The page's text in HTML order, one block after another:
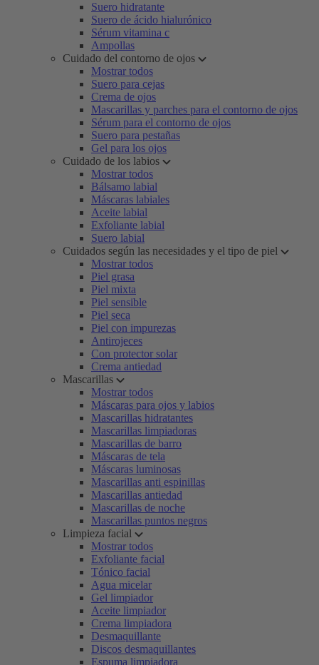
Suero hidratante
Suero de ácido hialurónico
Sérum vitamina c
Ampollas
Cuidado del contorno de ojos
Mostrar todos
Suero para cejas
Crema de ojos
Mascarillas y parches para el contorno de ojos
Sérum para el contorno de ojos
Suero para pestañas
Gel para los ojos
Cuidado de los labios
Mostrar todos
Bálsamo labial
Máscaras labiales
Aceite labial
Exfoliante labial
Suero labial
Cuidados según las necesidades y el tipo de piel
Mostrar todos
Piel grasa
Piel mixta
Piel sensible
Piel seca
Piel con impurezas
Antirojeces
Con protector solar
Crema antiedad
Mascarillas
Mostrar todos
Máscaras para ojos y labios
Mascarillas hidratantes
Mascarillas limpiadoras
Mascarillas de barro
Máscaras de tela
Máscaras luminosas
Mascarillas anti espinillas
Mascarillas antiedad
Mascarillas de noche
Mascarillas puntos negros
Limpieza facial
Mostrar todos
Exfoliante facial
Tónico facial
Agua micelar
Gel limpiador
Aceite limpiador
Crema limpiadora
Desmaquillante
Discos desmaquillantes
Espuma limpiadora